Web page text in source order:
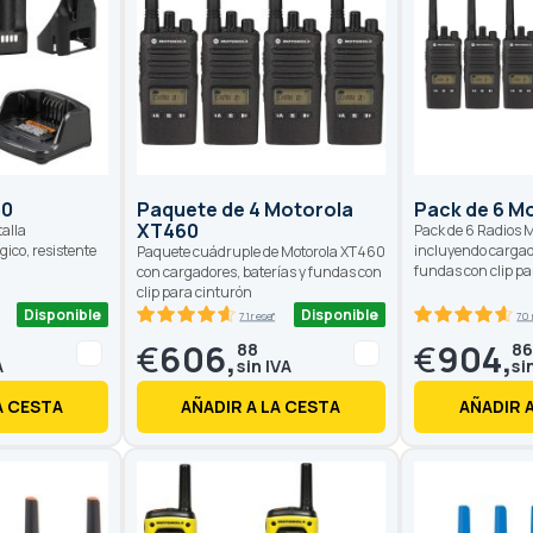
resistente
Disponible
CESTA
Paquete de 4 Motorola
XT460
Paquete cuádruple de Motorola XT460
con cargadores, baterías y fundas con
clip para cinturón
71 reseñas Disponible
€606, 88
AÑADIR A LA CESTA
Pack de 6
Pack de 6 Radios
incluyendo
fundas con clip
70
€904,86
AÑADIR